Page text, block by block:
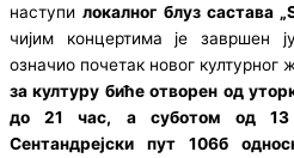
наступилокалног блуз састава
чијим концертима је завршен
означио почетак новог културног
за културу биће отворен од
до 21 час, а суботом од
Сентандрејски пут 106б